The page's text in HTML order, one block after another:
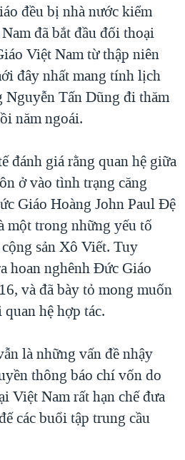
đều bị nhà nước kiểm
đã bắt đầu đối thoại
Việt Nam từ thập niên
đây nhất mang tính lịch
Nguyễn Tấn Dũng đi thăm
năm ngoái.
đánh giá rằng quan hệ giữa
ở vào tình trạng căng
Giáo Hoàng John Paul Đệ
một trong những yếu tố
sản Xô Viết. Tuy
hoan nghênh Đức Giáo
và đã bày tỏ mong muốn
hệ hợp tác.
là những vấn đề nhậy
thông báo chí vốn do
Việt Nam rất hạn chế đưa
các buổi tập trung cầu